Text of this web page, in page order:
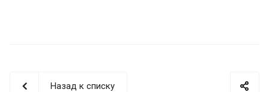
Назад к списку